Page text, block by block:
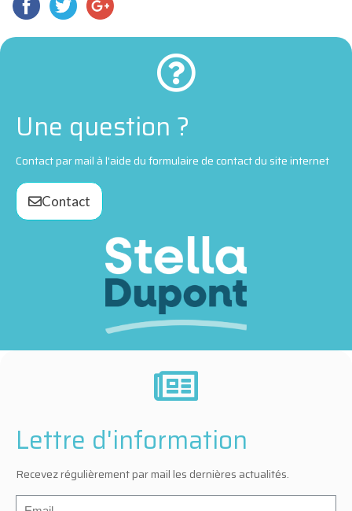
Une question ?
Contact par mail à l'aide du formulaire de contact du site internet
Contact
Lettre d'information
Recevez régulièrement par mail les dernières actualités.